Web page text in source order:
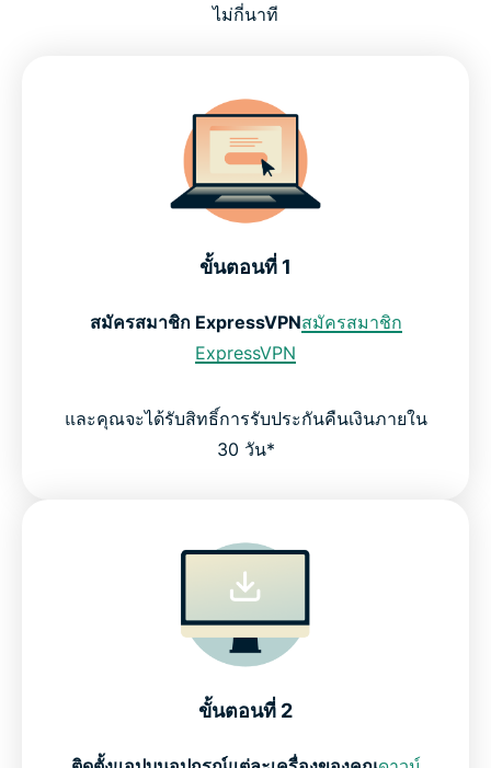
ไม่กี่นาที
ขั้นตอนที่ 1
สมัครสมาชิกExpressVPNสมัครสมาชิก
ExpressVPN
และคุณจะได้รับสิทธิ์การรับประกันคืนเงินภายใน
30 วัน*
ขั้นตอนที่ 2